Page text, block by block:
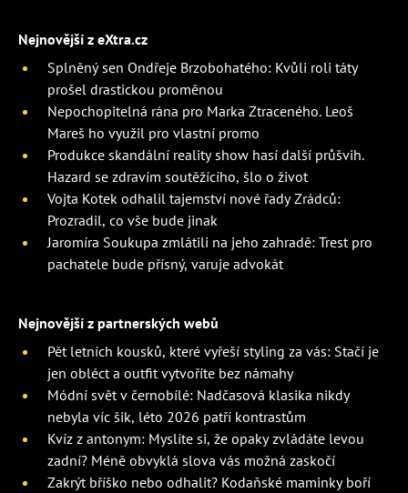
Nejnovější z eXtra.cz
Splněný sen Ondřeje Brzobohatého: Kvůli roli táty
prošel drastickou proměnou
Nepochopitelná rána pro Marka Ztraceného. Leoš
Mareš ho využil pro vlastní promo
Produkce skandální reality show hasí další průšvih.
Hazard se zdravím soutěžícího, šlo o život
Vojta Kotek odhalil tajemství nové řady Zrádců:
Prozradil, co vše bude jinak
Jaromíra Soukupa zmlátili na jeho zahradě: Trest pro
pachatele bude přísný, varuje advokát
Nejnovější z partnerských webů
Pět letních kousků, které vyřeší styling za vás: Stačí je
jen obléct a outfit vytvoříte bez námahy
Módní svět v černobílé: Nadčasová klasika nikdy
nebyla víc šik, léto 2026 patří kontrastům
Kvíz z antonym: Myslíte si, že opaky zvládáte levou
zadní? Méně obvyklá slova vás možná zaskočí
Zakrýt bříško nebo odhalit? Kodaňské maminky boří